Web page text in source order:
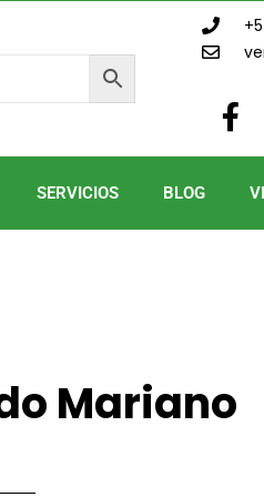
F
a
c
SERVICIOS BLOG
Mariano